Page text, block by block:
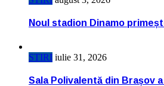
Noul stadion Dinamo
STIRI iulie 31, 2026
Sala Polivalentă din Brașov